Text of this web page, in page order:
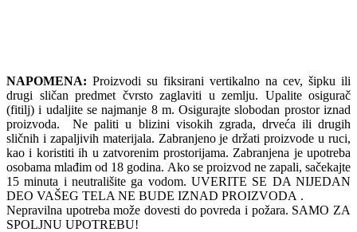
NAPOMENA: Proizvodi su fiksirani vertikalno na cev, šipku ili
drugi sličan predmet čvrsto zaglaviti u zemlju. Upalite osigurač
(fitilj) i udaljite se najmanje 8 m. Osigurajte slobodan prostor iznad
proizvoda. Ne paliti u blizini visokih zgrada, drveća ili drugih
sličnih i zapaljivih materijala. Zabranjeno je držati proizvode u ruci,
kao i koristiti ih u zatvorenim prostorijama. Zabranjena je upotreba
osobama mlađim od 18 godina. Ako se proizvod ne zapali, sačekajte
15 minuta i neutrališite ga vodom. UVERITE SE DA NIJEDAN
DEO VAŠEG TELA NE BUDE IZNAD PROIZVODA .
Nepravilna upotreba može dovesti do povreda i požara. SAMO ZA
SPOLJNU UPOTREBU!